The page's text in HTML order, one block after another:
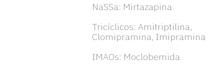
NaSSa: Mirtazapina
Tricíclicos: Amitriptilina,
Clomipramina, Imipramina
IMAOs: Moclobemida